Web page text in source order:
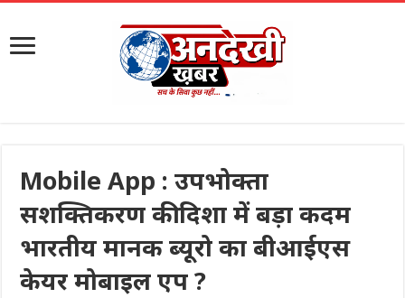
Mobile App : उपभोक्ता
सशक्तिकरण की दिशा में बड़ा कदम
भारतीय मानक ब्यूरो का बीआईएस
केयर मोबाइल एप ?